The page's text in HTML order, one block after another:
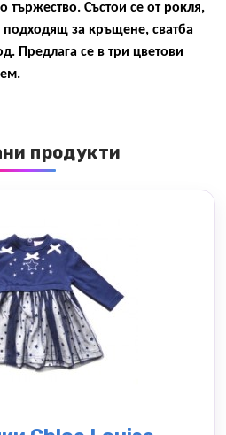
тържество. Състои се от рокля,
подходящ за кръщене, сватба
Предлага се в три цветови
продукти